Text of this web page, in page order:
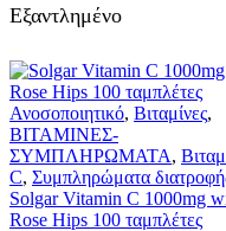
Εξαντλημένο
Ανοσοποιητικό, Βιταμίνες,
ΒΙΤΑΜΙΝΕΣ-
ΣΥΜΠΛΗΡΩΜΑΤΑ,
C, Συμπληρώματα
Solgar Vitamin C 1000mg
Rose Hips 100 ταμπλέτες